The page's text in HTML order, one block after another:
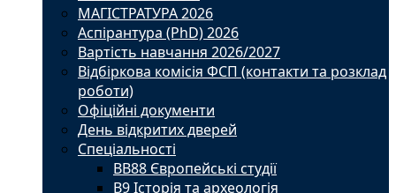
МАГІСТРАТУРА 2026
Аспірантура (PhD) 2026
Вартість навчання 2026/2027
Відбіркова комісія ФСП (контакти та розклад
роботи)
Офіційні документи
День відкритих дверей
Спеціальності
BВ88 Європейські студії
B9 Історія та археологія